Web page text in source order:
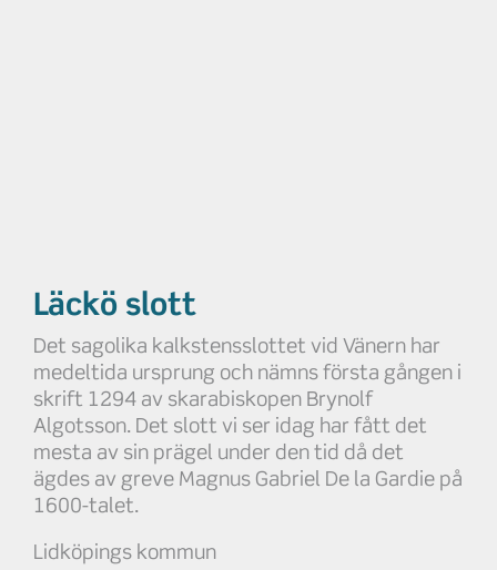
Läckö slott
Det sagolika kalkstensslottet vid Vänern har
medeltida ursprung och nämns första gången i
skrift 1294 av skarabiskopen Brynolf
Algotsson. Det slott vi ser idag har fått det
mesta av sin prägel under den tid då det
ägdes av greve Magnus Gabriel De la Gardie på
1600-talet.
Lidköpings kommun